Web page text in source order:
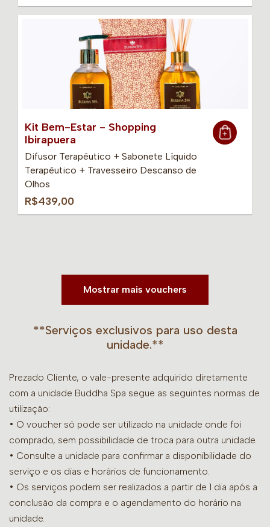
Kit Bem-Estar - Shopping
Ibirapuera
Difusor Terapêutico + Sabonete Líquido
Terapêutico + Travesseiro Descanso de
Olhos
R$439,00
Mostrar mais vouchers
**Serviços exclusivos para uso desta
unidade.**
Prezado Cliente, o vale-presente adquirido diretamente
com a unidade Buddha Spa segue as seguintes normas de
utilização:
• O voucher só pode ser utilizado na unidade onde foi
comprado, sem possibilidade de troca para outra unidade.
• Consulte a unidade para confirmar a disponibilidade do
serviço e os dias e horários de funcionamento.
• Os serviços podem ser realizados a partir de 1 dia após a
conclusão da compra e o agendamento do horário na
unidade.